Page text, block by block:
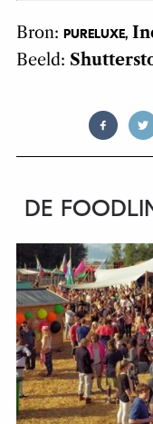
Bron: PURELUXE,
Beeld:
DE